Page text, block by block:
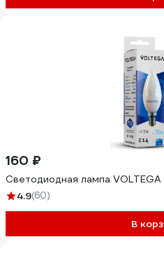
160 ₽
Светодиодная лампа
4.9(60)
В